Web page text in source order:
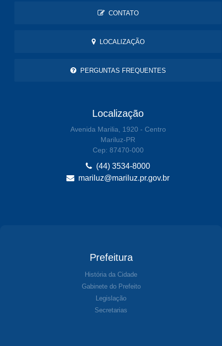
CONTATO
LOCALIZAÇÃO
PERGUNTAS FREQUENTES
Localização
Avenida Marilia, 1920 - Centro
Mariluz-PR
Cep: 87470-000
(44) 3534-8000
mariluz@mariluz.pr.gov.br
Prefeitura
História da Cidade
Gabinete do Prefeito
Legislação
Secretarias